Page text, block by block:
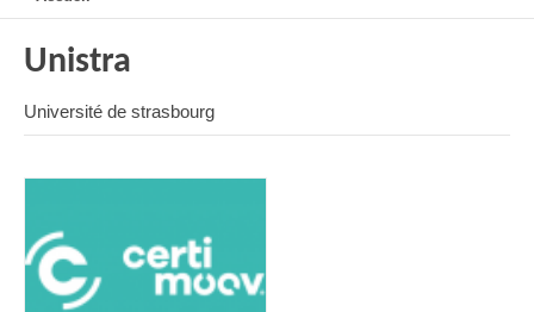
Unistra
Université de strasbourg